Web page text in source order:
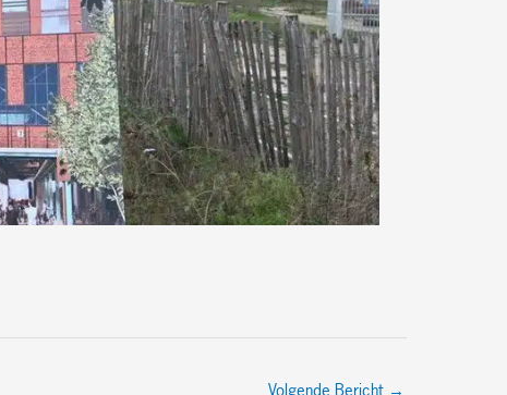
Volgende Bericht →